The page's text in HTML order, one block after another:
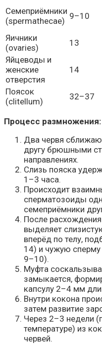
Семеприёмники
(spermathecae) 9–10
Яичники
(ovaries)
13
Яйцеводы и
женские
отверстия
14
Поясок
(clitellum)
32–37
Процесс размножения:
Два червя
другу брюшными
направлениях.
Слизь пояска
1–3 часа.
Происходит
сперматозоиды
семеприёмники
После
выделяет
вперёд по телу,
14) и чужую
9–10).
Муфта
замыкается,
капсулу 2–4 мм
Внутри кокона
затем развитие
Через 2–3 недели
температуре) из
червей.